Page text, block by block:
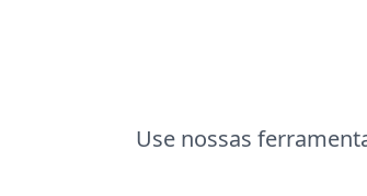
Use nossas